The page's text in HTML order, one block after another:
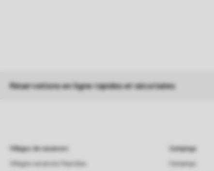
Réservations en ligne rapides et sécurisées
Villages de vacances Campings